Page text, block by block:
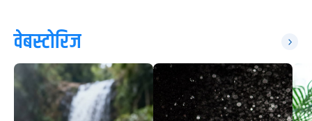
वेबस्टोरिज